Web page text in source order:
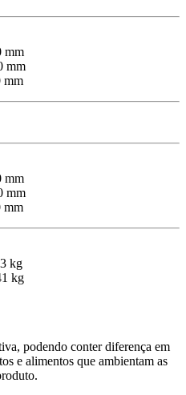
podendo conter diferença em
e alimentos que ambientam as